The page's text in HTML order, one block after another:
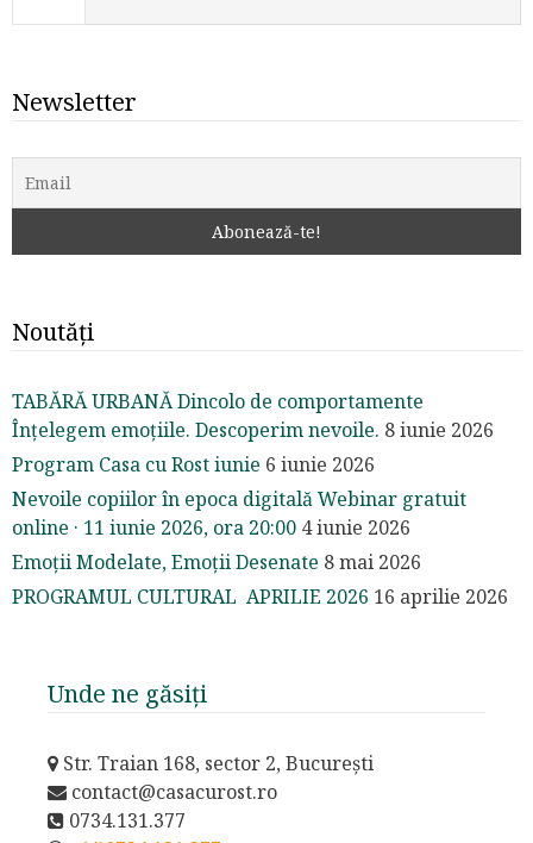
Newsletter
Noutăți
TABĂRĂ URBANĂ Dincolo de comportamente
Înțelegem emoțiile. Descoperim nevoile. 8 iunie 2026
Program Casa cu Rost iunie 6 iunie 2026
Nevoile copiilor în epoca digitală Webinar gratuit
online · 11 iunie 2026, ora 20:00 4 iunie 2026
Emoții Modelate, Emoții Desenate 8 mai 2026
PROGRAMUL CULTURAL APRILIE 2026 16 aprilie 2026
Unde ne găsiți
Str. Traian 168, sector 2, București
contact@casacurost.ro
0734.131.377